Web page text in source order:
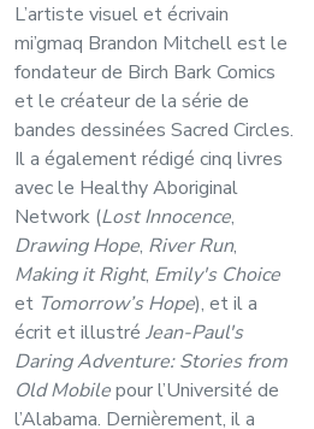
L’artiste visuel et écrivain
mi’gmaq Brandon Mitchell est le
fondateur de Birch Bark Comics
et le créateur de la série de
bandes dessinées Sacred Circles.
Il a également rédigé cinq livres
avec le Healthy Aboriginal
Network (Lost Innocence,
Drawing Hope, River Run,
Making it Right, Emily's Choice
et Tomorrow’s Hope), et il a
écrit et illustré Jean-Paul's
Daring Adventure: Stories from
Old Mobilepour l’Université de
l’Alabama. Dernièrement, il a